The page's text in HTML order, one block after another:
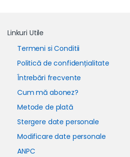
Linkuri Utile
Termeni si Conditii
Politică de confidențialitate
Întrebări frecvente
Cum mă abonez?
Metode de plată
Stergere date personale
Modificare date personale
ANPC